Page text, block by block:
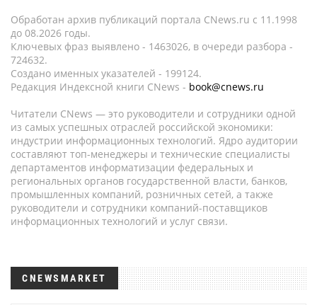
Обработан архив публикаций портала CNews.ru c 11.1998
до 08.2026 годы.
Ключевых фраз выявлено - 1463026, в очереди разбора -
724632.
Создано именных указателей - 199124.
Редакция Индексной книги CNews - book@cnews.ru
Читатели CNews — это руководители и сотрудники одной
из самых успешных отраслей российской экономики:
индустрии информационных технологий. Ядро аудитории
составляют топ-менеджеры и технические специалисты
департаментов информатизации федеральных и
региональных органов государственной власти, банков,
промышленных компаний, розничных сетей, а также
руководители и сотрудники компаний-поставщиков
информационных технологий и услуг связи.
CNEWSMARKET